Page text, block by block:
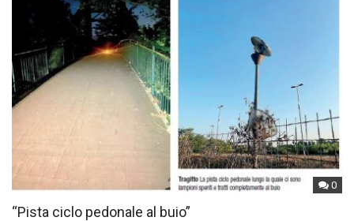
0
“Pista ciclo pedonale al buio”